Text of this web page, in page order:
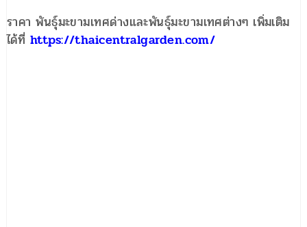
ราคา พันธุ์มะขามเทศด่างและพันธุ์มะขามเทศต่างๆ เพิ่มเติม
ได้ที่ https://thaicentralgarden.com/